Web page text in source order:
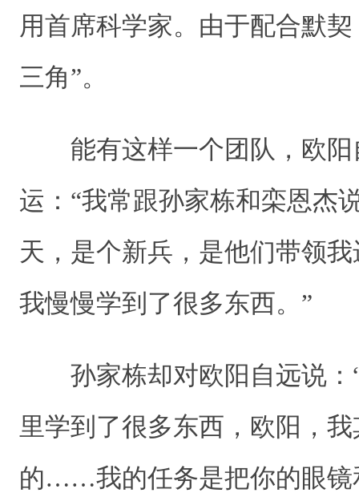
用首席科学家。由于配合默
三角”。
能有这样一个团队，欧阳
运：“我常跟孙家栋和栾恩杰
天，是个新兵，是他们带领
我慢慢学到了很多东西。”
孙家栋却对欧阳自远说：
里学到了很多东西，欧阳，
的……我的任务是把你的眼镜